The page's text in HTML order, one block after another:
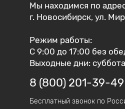
Мы находимся по
г. Новосибирск, ул.
Режим работы:
С 9:00 до 17:00 без
Выходные дни:
8 (800) 201-39-49
Бесплатный звонок по